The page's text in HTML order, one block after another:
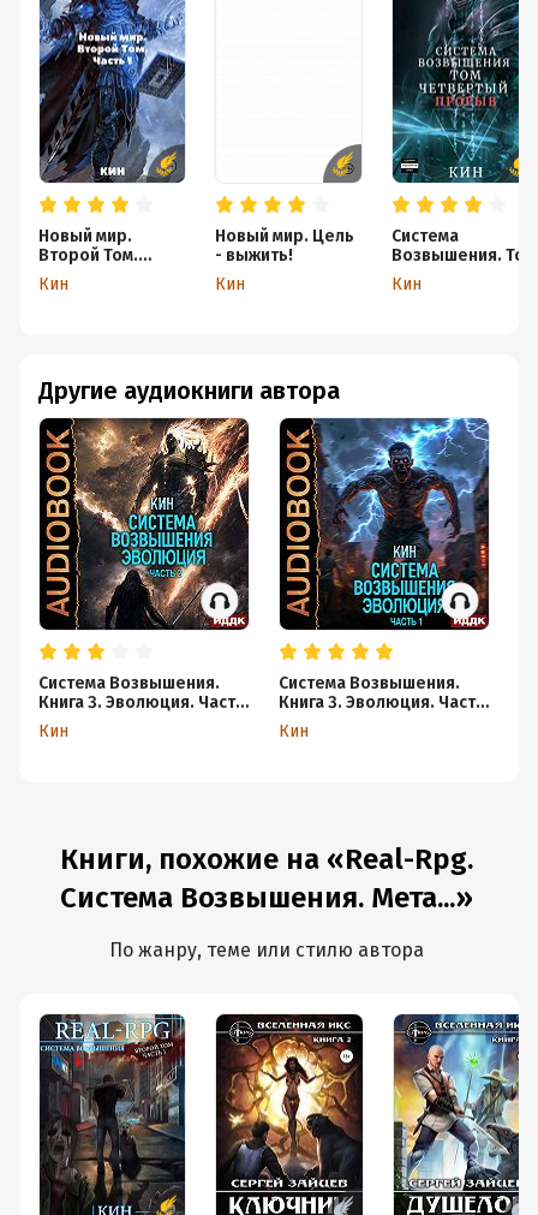
Новый мир.
Второй Том.
Часть 1
Кин
Новый мир. Цель
- выжить!
Кин
Система
Возвышения. Том
четвертый.
Прорыв
Кин
Другие аудиокниги автора
Система Возвышения.
Книга 3. Эволюция. Часть
2
Кин
Система Возвышения.
Книга 3. Эволюция. Часть
1
Кин
Книги, похожие на «Real-Rpg.
Система Возвышения. Мета...»
По жанру, теме или стилю автора